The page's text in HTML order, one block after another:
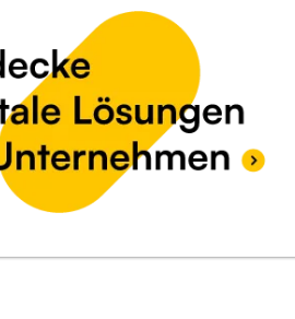
ABGEBEN
Salz &
4 6561 Ischgl Landeck Tirol